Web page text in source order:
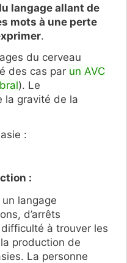
langage allant de
mots à une perte
.
du cerveau
des cas par un AVC
). Le
la gravité de la
:
:
langage
d’arrêts
à trouver les
production de
La personne